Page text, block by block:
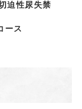
迫性尿失禁
ース